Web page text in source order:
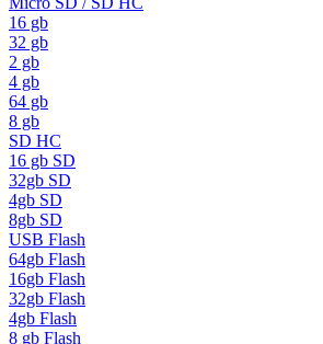
16 gb
32 gb
2 gb
4 gb
64 gb
8 gb
SD HC
16 gb SD
32gb SD
4gb SD
8gb SD
USB Flash
64gb Flash
16gb Flash
32gb Flash
4gb Flash
8 gb Flash